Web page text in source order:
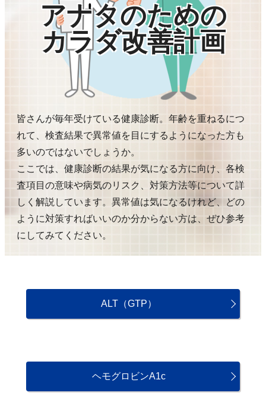
アナタのための
カラダ改善計画
皆さんが毎年受けている健康診断。年齢を重ねるにつ
れて、検査結果で異常値を目にするようになった方も
多いのではないでしょうか。
ここでは、健康診断の結果が気になる方に向け、各検
査項目の意味や病気のリスク、対策方法等について詳
しく解説しています。異常値は気になるけれど、どの
ように対策すればいいのか分からない方は、ぜひ参考
にしてみてください。
ALT（GTP）
ヘモグロビンA1c